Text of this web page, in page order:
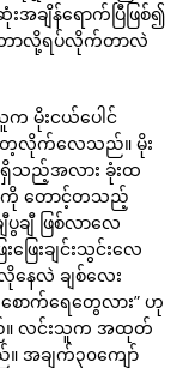
ချိန်ရောက်ပြီဖြစ်၍
ဘာလို့ရပ်လိုက်တာလဲ
က မိုးငယ်ပေါင်
တေ့လိုက်လေသည်။ မိုး
သည့်အလား ခုံးထ
တောင့်တသည့်
ချီ ဖြစ်လာလေ
ေးချင်းသွင်းလေ
နေလဲ ချစ်လေး
ောက်ရေတွေလား” ဟု
။ လင်းသူက အထုတ်
။ အချက်၃၀ကျော်